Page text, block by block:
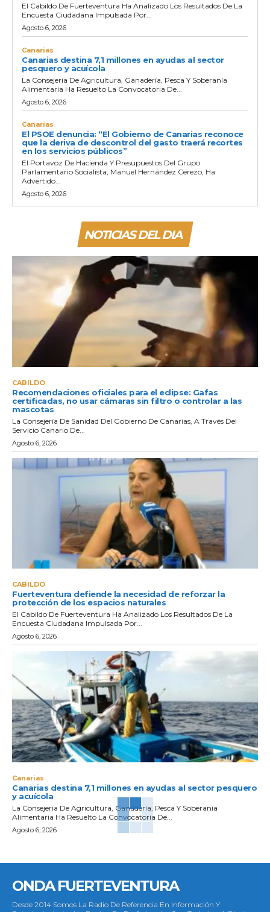
El Cabildo De Fuerteventura Ha Analizado Los Resultados De La
Encuesta Ciudadana Impulsada Por...
Agosto 6, 2026
Canarias
Canarias destina 7,1 millones en ayudas al sector
pesquero y acuícola
La Consejería De Agricultura, Ganadería, Pesca Y Soberanía
Alimentaria Ha Resuelto La Convocatoria De...
Agosto 6, 2026
Canarias
El PSOE denuncia: “El Gobierno de Canarias reconoce
que la deriva de descontrol del gasto traerá recortes
en los servicios públicos”
El Portavoz De Hacienda Y Presupuestos Del Grupo
Parlamentario Socialista, Manuel Hernández Cerezo, Ha
Advertido...
Agosto 6, 2026
NOTICIAS DEL DIA
CABILDO
Recomendaciones oficiales para el eclipse: Gafas
certificadas, no usar cámaras sin filtro o controlar a las
mascotas
La Consejería De Sanidad Del Gobierno De Canarias, A Través Del
Servicio Canario De...
Agosto 6, 2026
CABILDO
Fuerteventura defiende la necesidad de reforzar la
protección de los espacios naturales
El Cabildo De Fuerteventura Ha Analizado Los Resultados De La
Encuesta Ciudadana Impulsada Por...
Agosto 6, 2026
Canarias
Canarias destina 7,1 millones en ayudas al sector pesquero
y acuícola
La Consejería De Agricultura, Ganadería, Pesca Y Soberanía
Alimentaria Ha Resuelto La Convocatoria De...
Agosto 6, 2026
ONDA FUERTEVENTURA
Desde 2014 Somos La Radio De Referencia En Información Y